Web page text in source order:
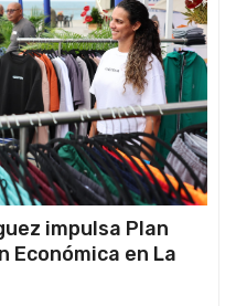
impulsa Plan
Económica en La